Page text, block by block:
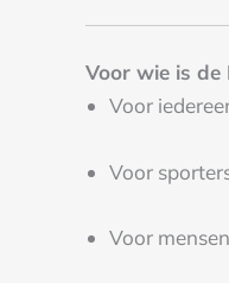
Voor wie is de
Voor
Voor
Voor